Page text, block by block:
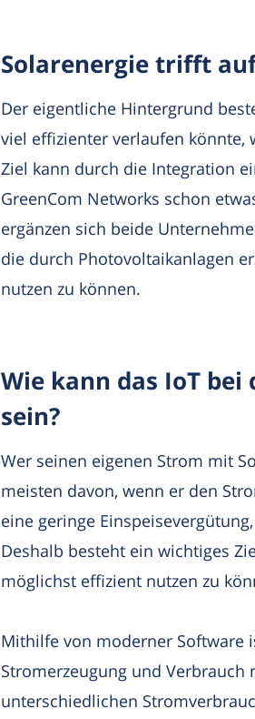
Solarenergie trifft
Der eigentliche Hintergrund
viel effizienter verlaufen könnte,
Ziel kann durch die Integration
GreenCom Networks schon
ergänzen sich beide
die durch Photovoltaikanlagen
nutzen zu können.
Wie kann das IoT
sein?
Wer seinen eigenen Strom mit
meisten davon, wenn er den
eine geringe
Deshalb besteht ein wichtiges
möglichst effizient nutzen zu
Mithilfe von moderner Software
Stromerzeugung und
unterschiedlichen